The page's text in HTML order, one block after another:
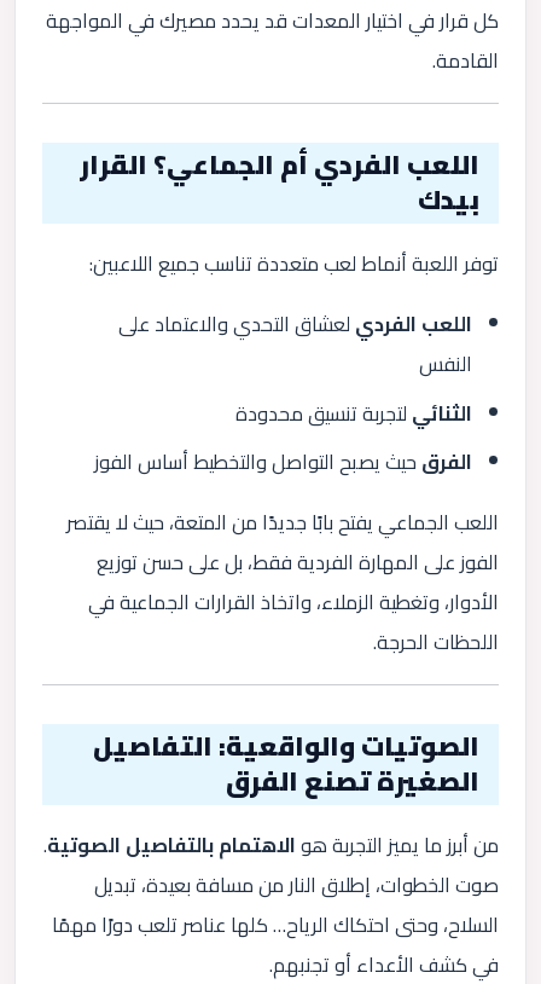
كل قرار في اختيار المعدات قد يحدد مصيرك في المواجهة
القادمة.
اللعب الفردي أم الجماعي؟ القرار
بيدك
توفر اللعبة أنماط لعب متعددة تناسب جميع اللاعبين:
اللعب الفردي لعشاق التحدي والاعتماد على
النفس
الثنائي لتجربة تنسيق محدودة
الفرق حيث يصبح التواصل والتخطيط أساس الفوز
اللعب الجماعي يفتح بابًا جديدًا من المتعة، حيث لا يقتصر
الفوز على المهارة الفردية فقط، بل على حسن توزيع
الأدوار، وتغطية الزملاء، واتخاذ القرارات الجماعية في
اللحظات الحرجة.
الصوتيات والواقعية: التفاصيل
الصغيرة تصنع الفرق
من أبرز ما يميز التجربة هوالاهتمام بالتفاصيل الصوتية.
صوت الخطوات، إطلاق النار من مسافة بعيدة، تبديل
السلاح، وحتى احتكاك الرياح… كلها عناصر تلعب دورًا مهمًا
في كشف الأعداء أو تجنبهم.